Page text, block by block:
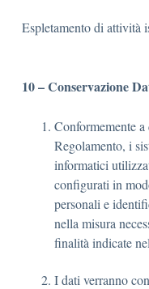
Espletamento di attività
10 – Conservazione
Conformemente
Regolamento, i
informatici
configurati in
personali e
nella misura
finalità indicate
I dati verranno